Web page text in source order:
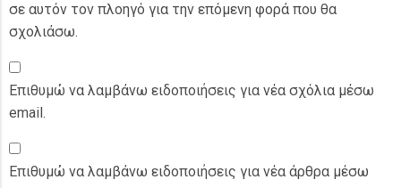
σε αυτόν τον πλοηγό για την επόμενη φορά που θα
σχολιάσω.
Επιθυμώ να λαμβάνω ειδοποιήσεις για νέα σχόλια μέσω
email.
Επιθυμώ να λαμβάνω ειδοποιήσεις για νέα άρθρα μέσω